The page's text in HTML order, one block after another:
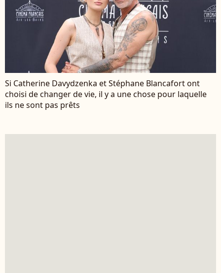
Si Catherine Davydzenka et Stéphane Blancafort ont
choisi de changer de vie, il y a une chose pour laquelle
ils ne sont pas prêts